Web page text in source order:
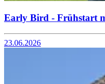
Early Bird - Frühstart
23.06.2026